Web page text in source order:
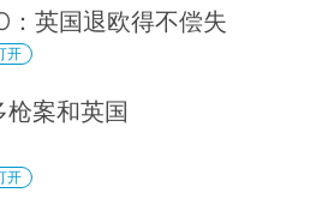
：英国退欧得不偿失
开
案和英国
开